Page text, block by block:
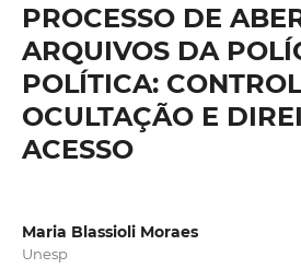
PROCESSO DE
ARQUIVOS DA
POLÍTICA:
OCULTAÇÃO E
ACESSO
Maria Blassioli Moraes
Unesp